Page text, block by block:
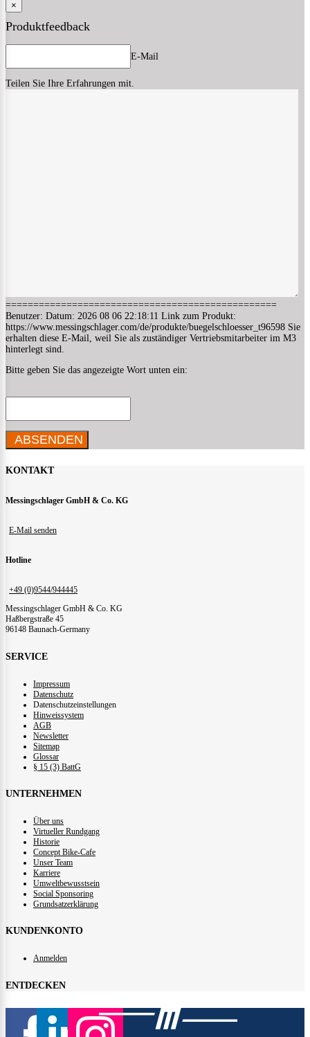
×
Produktfeedback
E-Mail
Teilen Sie Ihre Erfahrungen mit.
=================================================
Benutzer: Datum: 2026 08 06 22:18:11 Link zum Produkt:
https://www.messingschlager.com/de/produkte/buegelschloesser_t96598 Sie
erhalten diese E-Mail, weil Sie als zuständiger Vertriebsmitarbeiter im M3
hinterlegt sind.
Bitte geben Sie das angezeigte Wort unten ein:
ABSENDEN
KONTAKT
Messingschlager GmbH & Co. KG
E-Mail senden
Hotline
+49 (0)9544/944445
Messingschlager GmbH & Co. KG
Haßbergstraße 45
96148 Baunach-Germany
SERVICE
Impressum
Datenschutz
Datenschutzeinstellungen
Hinweissystem
AGB
Newsletter
Sitemap
Glossar
§ 15 (3) BattG
UNTERNEHMEN
Über uns
Virtueller Rundgang
Historie
Concept Bike-Cafe
Unser Team
Karriere
Umweltbewusstsein
Social Sponsoring
Grundsatzerklärung
KUNDENKONTO
Anmelden
ENTDECKEN